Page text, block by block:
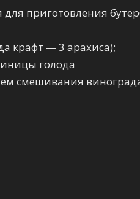
для приготовления
крафт — 3 арахиса);
голода
смешивания